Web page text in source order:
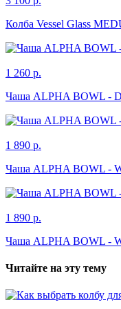
Колба Vessel Glass
1 260 р.
Чаша ALPHA BOWL -
1 890 р.
Чаша ALPHA BOWL -
1 890 р.
Чаша ALPHA BOWL -
Читайте на эту тему